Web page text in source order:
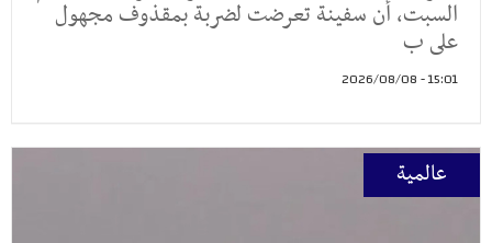
السبت، أن سفينة تعرضت لضربة بمقذوف مجهول
على ب
15:01 - 2026/08/08
عالمية